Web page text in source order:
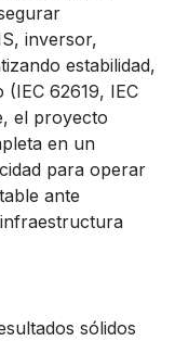
inversor,
estabilidad,
62619, IEC
el proyecto
en un
para operar
ante
sólidos